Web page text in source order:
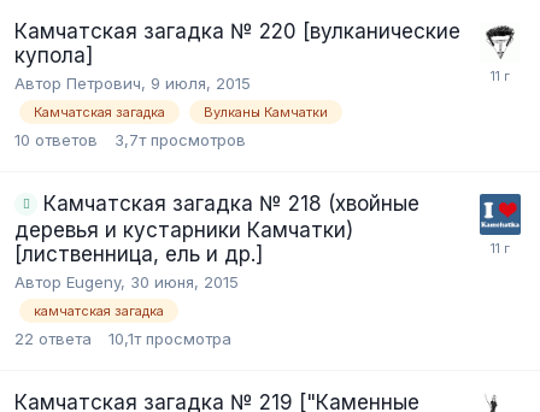
Камчатская загадка № 220 [вулканические
купола]
Автор Петрович, 9 июля, 2015
Камчатская загадка Вулканы Камчатки
10 ответов 3,7т просмотров
Камчатская загадка № 218 (хвойные
деревья и кустарники Камчатки)
[лиственница, ель и др.]
Автор Eugeny, 30 июня, 2015
камчатская загадка
22 ответа 10,1т просмотра
Камчатская загадка № 219 ["Каменные